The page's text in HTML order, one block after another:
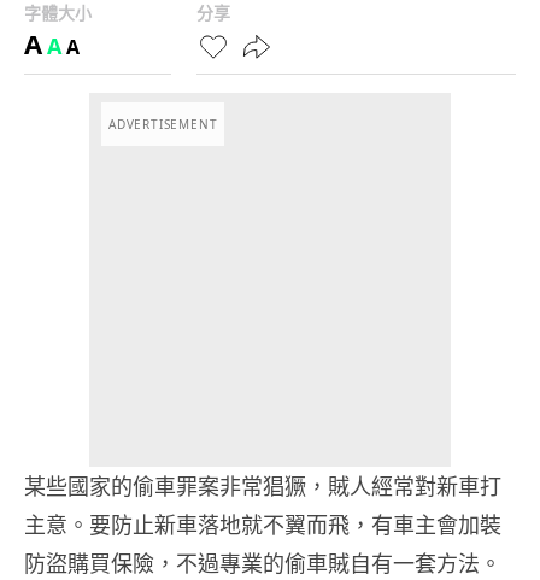
字體大小
AAA
分享
ADVERTISEMENT
某些國家的偷車罪案非常猖獗，賊人經常對新車打
主意。要防止新車落地就不翼而飛，有車主會加裝
防盜購買保險，不過專業的偷車賊自有一套方法。